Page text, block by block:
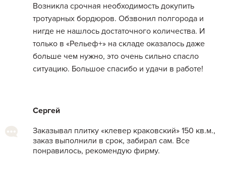
Возникла срочная необходимость докупить
тротуарных бордюров. Обзвонил полгорода и
нигде не нашлось достаточного количества. И
только в «Рельеф+» на складе оказалось даже
больше чем нужно, это очень сильно спасло
ситуацию. Большое спасибо и удачи в работе!
Сергей
Заказывал плитку «клевер краковский» 150 кв.м.,
заказ выполнили в срок, забирал сам. Все
понравилось, рекомендую фирму.